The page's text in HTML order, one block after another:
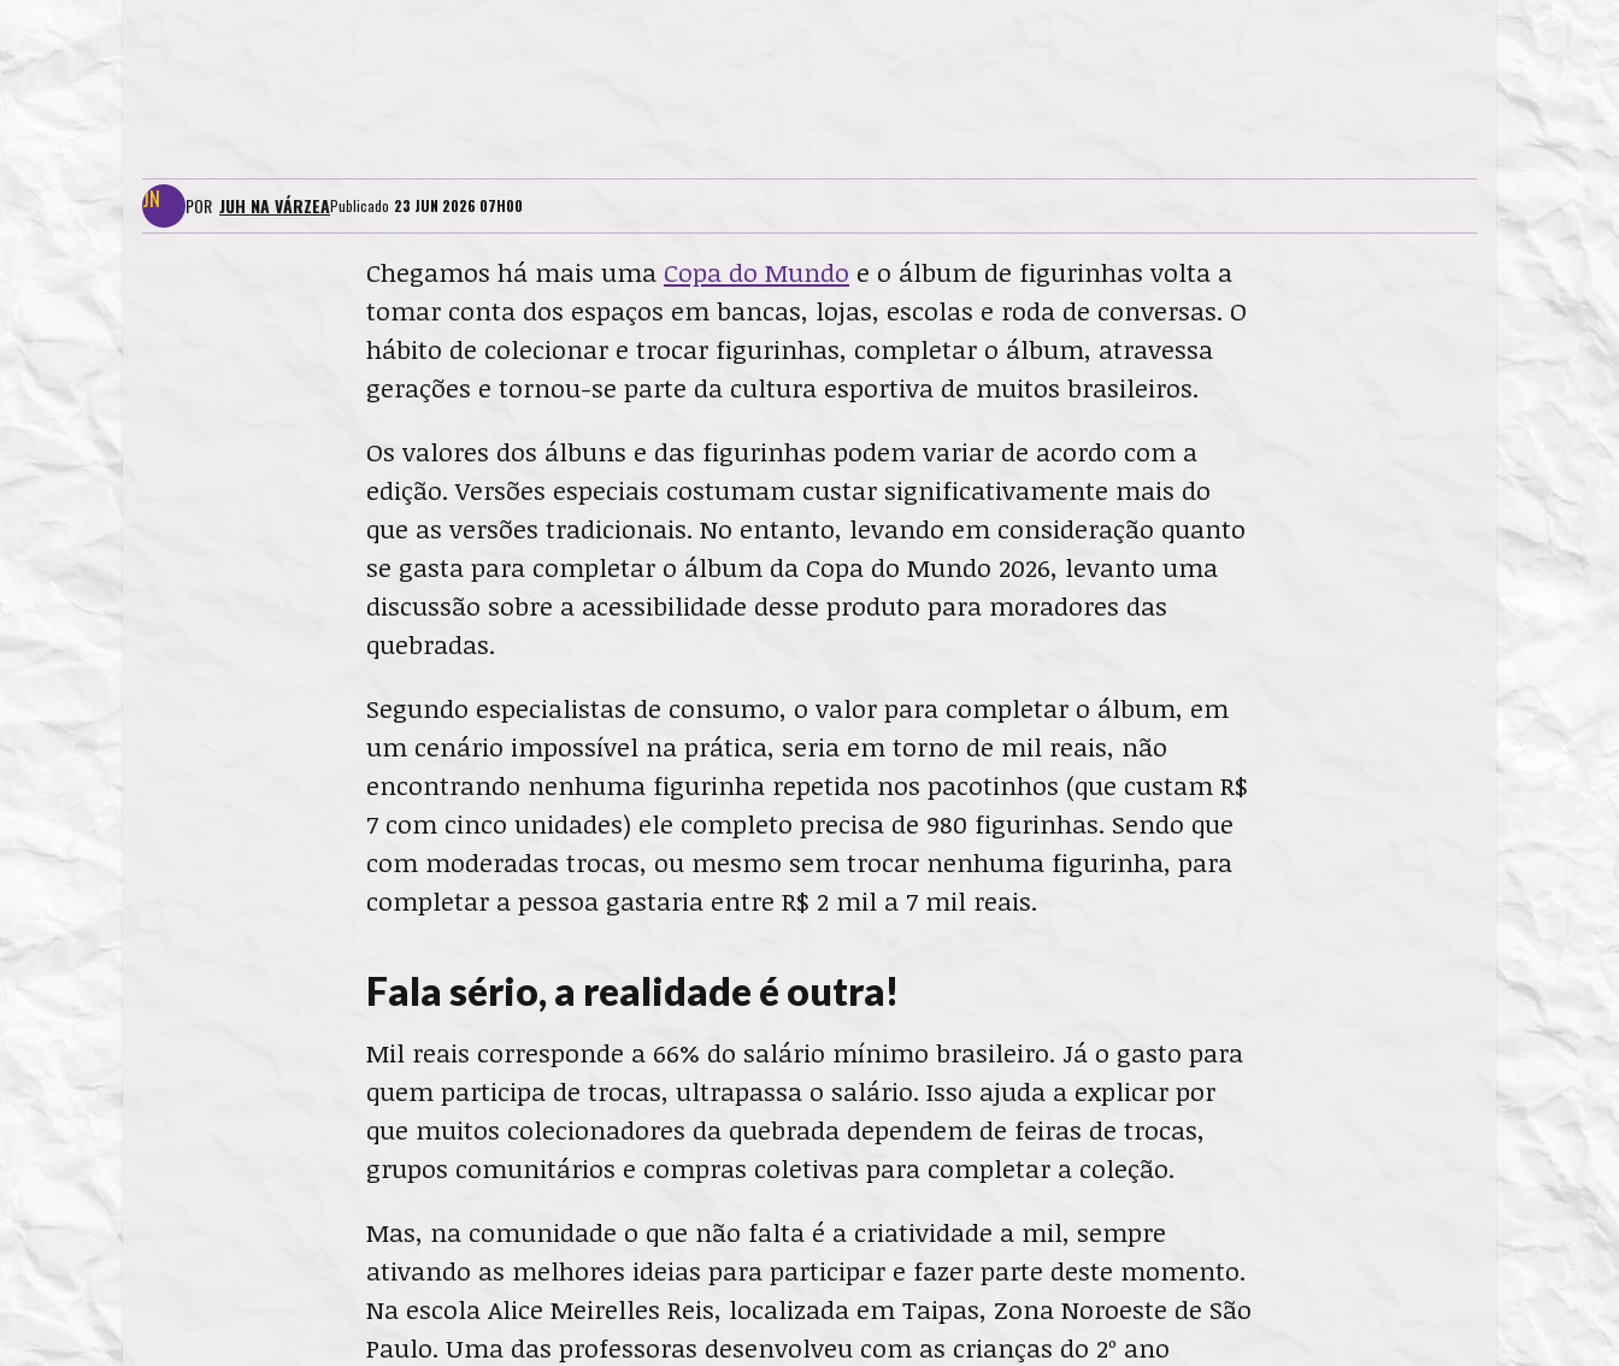
POR JUH NA VÁRZEAPublicado 23 JUN 2026 07H00
Chegamos há mais uma Copa do Mundo e o álbum de figurinhas volta a
tomar conta dos espaços em bancas, lojas, escolas e roda de conversas. O
hábito de colecionar e trocar figurinhas, completar o álbum, atravessa
gerações e tornou-se parte da cultura esportiva de muitos brasileiros.
Os valores dos álbuns e das figurinhas podem variar de acordo com a
edição. Versões especiais costumam custar significativamente mais do
que as versões tradicionais. No entanto, levando em consideração quanto
se gasta para completar o álbum da Copa do Mundo 2026, levanto uma
discussão sobre a acessibilidade desse produto para moradores das
quebradas.
Segundo especialistas de consumo, o valor para completar o álbum, em
um cenário impossível na prática, seria em torno de mil reais, não
encontrando nenhuma figurinha repetida nos pacotinhos (que custam R$
7 com cinco unidades) ele completo precisa de 980 figurinhas. Sendo que
com moderadas trocas, ou mesmo sem trocar nenhuma figurinha, para
completar a pessoa gastaria entre R$ 2 mil a 7 mil reais.
Fala sério, a realidade é outra!
Mil reais corresponde a 66% do salário mínimo brasileiro. Já o gasto para
quem participa de trocas, ultrapassa o salário. Isso ajuda a explicar por
que muitos colecionadores da quebrada dependem de feiras de trocas,
grupos comunitários e compras coletivas para completar a coleção.
Mas, na comunidade o que não falta é a criatividade a mil, sempre
ativando as melhores ideias para participar e fazer parte deste momento.
Na escola Alice Meirelles Reis, localizada em Taipas, Zona Noroeste de São
Paulo. Uma das professoras desenvolveu com as crianças do 2º ano